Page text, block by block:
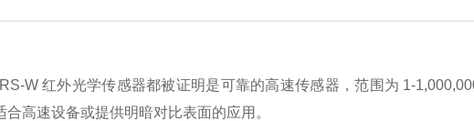
W 红外光学传感器都被证明是可靠的高速传感器，范围为 1-
高速设备或提供明暗对比表面的应用。